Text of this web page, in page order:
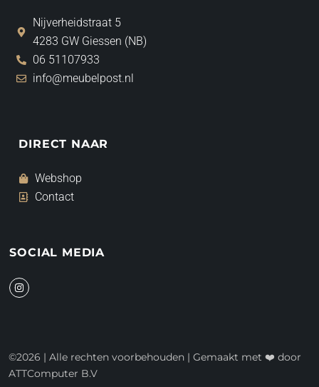
Nijverheidstraat 5
4283 GW Giessen (NB)
06 51107933
info@meubelpost.nl
DIRECT NAAR
Webshop
Contact
SOCIAL MEDIA
I
n
s
a
m
©2026 | Alle rechten voorbehouden | Gemaakt met ❤️ door
ATTComputer B.V